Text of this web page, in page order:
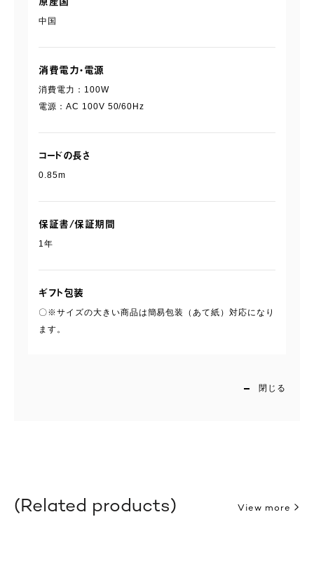
中国
消費電力・電源
消費電力：100W
電源：AC 100V 50/60Hz
コードの長さ
0.85m
保証書/保証期間
1年
ギフト包装
〇※サイズの大きい商品は簡易包装（あて紙）対応になり
ます。
閉じる
Related products View more